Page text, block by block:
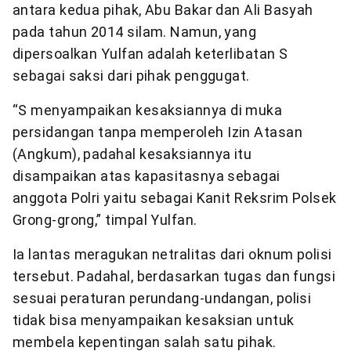
antara kedua pihak, Abu Bakar dan Ali Basyah
pada tahun 2014 silam. Namun, yang
dipersoalkan Yulfan adalah keterlibatan S
sebagai saksi dari pihak penggugat.
“S menyampaikan kesaksiannya di muka
persidangan tanpa memperoleh Izin Atasan
(Angkum), padahal kesaksiannya itu
disampaikan atas kapasitasnya sebagai
anggota Polri yaitu sebagai Kanit Reksrim Polsek
Grong-grong,” timpal Yulfan.
Ia lantas meragukan netralitas dari oknum polisi
tersebut. Padahal, berdasarkan tugas dan fungsi
sesuai peraturan perundang-undangan, polisi
tidak bisa menyampaikan kesaksian untuk
membela kepentingan salah satu pihak.